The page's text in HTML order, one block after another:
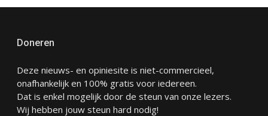
Doneren
Deze nieuws- en opiniesite is niet-commercieel,
onafhankelijk en 100% gratis voor iedereen.
Dat is enkel mogelijk door de steun van onze lezers.
Wij hebben jouw steun hard nodig!